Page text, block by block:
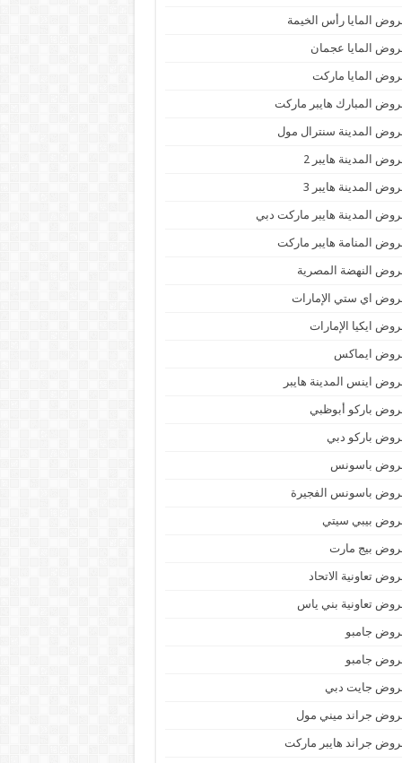
المايا رأس الخيمة
المايا عجمان
المايا ماركت
المبارك هايبر ماركت
المدينة سنترال مول
المدينة هايبر 2
المدينة هايبر 3
المدينة هايبر ماركت دبي
المنامة هايبر ماركت
النهضة المصرية
اي ستي الإمارات
ايكيا الإمارات
ايماكس
اينس المدينة هايبر
باركو أبوظبي
باركو دبي
باسونس
باسونس الفجيرة
بيبي سيتي
بيج مارت
تعاونية الاتحاد
تعاونية بني ياس
جامبو
جامبو
جايت دبي
جراند ميني مول
جراند هايبر ماركت